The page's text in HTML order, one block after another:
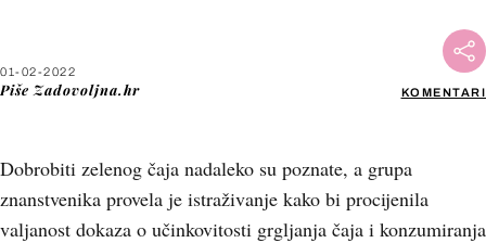
01-02-2022
Piše Zadovoljna.hr KOMENTARI
Dobrobiti zelenog čaja nadaleko su poznate, a grupa
znanstvenika provela je istraživanje kako bi procijenila
valjanost dokaza o učinkovitosti grgljanja čaja i konzumiranja